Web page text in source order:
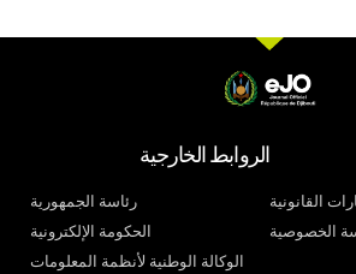
القانونية
الخصوصية
الروابط الخارجية
رئاسة الجمهورية
الحكومة الإلكترونية
الوكالة الوطنية لأنظمة المعلومات